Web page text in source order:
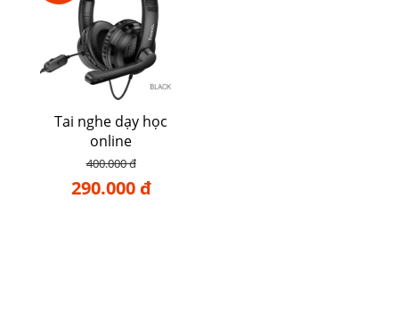
Tai nghe dạy học
online
400.000 đ
290.000 đ